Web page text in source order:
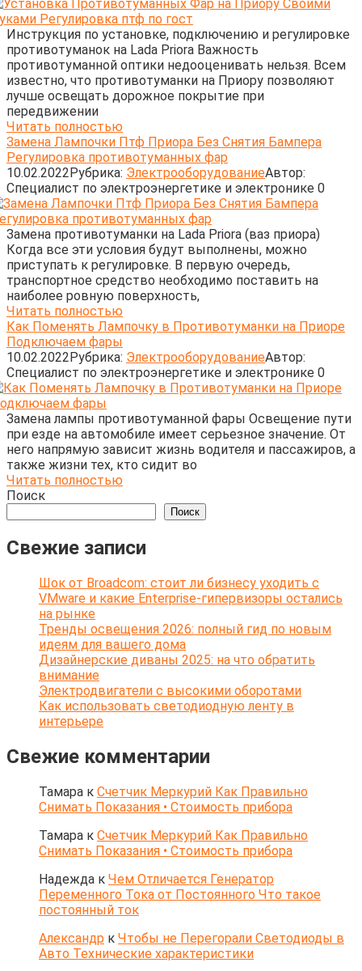
Инструкция по установке, подключению и регулировке
противотуманок на Lada Priora Важность
противотуманной оптики недооценивать нельзя. Всем
известно, что противотуманки на Приору позволяют
лучше освещать дорожное покрытие при
передвижении
Читать полностью
Замена Лампочки Птф Приора Без Снятия Бампера
Регулировка противотуманных фар
10.02.2022Рубрика: ЭлектрооборудованиеАвтор:
Cпециалист по электроэнергетике и электронике 0
Замена противотуманки на Lada Priora (ваз приора)
Когда все эти условия будут выполнены, можно
приступать к регулировке. В первую очередь,
транспортное средство необходимо поставить на
наиболее ровную поверхность,
Читать полностью
Как Поменять Лампочку в Противотуманки на Приоре
Подключаем фары
10.02.2022Рубрика: ЭлектрооборудованиеАвтор:
Cпециалист по электроэнергетике и электронике 0
Замена лампы противотуманной фары Освещение пути
при езде на автомобиле имеет серьезное значение. От
него напрямую зависит жизнь водителя и пассажиров, а
также жизни тех, кто сидит во
Читать полностью
Поиск
Поиск
Свежие записи
Шок от Broadcom: стоит ли бизнесу уходить с
VMware и какие Enterprise-гипервизоры остались
на рынке
Тренды освещения 2026: полный гид по новым
идеям для вашего дома
Дизайнерские диваны 2025: на что обратить
внимание
Электродвигатели с высокими оборотами
Как использовать светодиодную ленту в
интерьере
Свежие комментарии
Тамара к Счетчик Меркурий Как Правильно
Снимать Показания • Стоимость прибора
Тамара к Счетчик Меркурий Как Правильно
Снимать Показания • Стоимость прибора
Надежда к Чем Отличается Генератор
Переменного Тока от Постоянного Что такое
постоянный ток
Александр к Чтобы не Перегорали Светодиоды в
Авто Технические характеристики